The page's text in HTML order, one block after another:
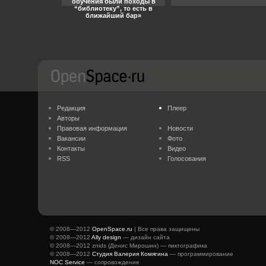
“библиотеку”, то есть в
ближайший бар»
Редакция
Авторы
Правовая информация
Вакансии
Контакты
RSS
Плеер
Новости
Фото
Видео
Голосования
© 2008—2012 OpenSpace.ru | Все права защищены
© 2008—2012 Ally design — дизайн сайта
© 2008—2012 znids (Денис Мирошин) — пиктографика
© 2008—2012 Студия Валерия Комягина — программирование
NOC Service — сопровождение